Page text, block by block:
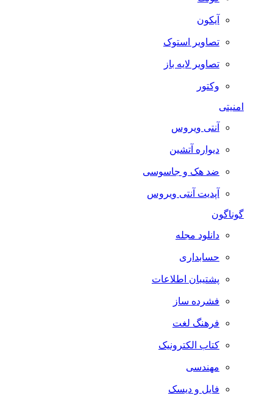
آیکون
تصاویر استوک
تصاویر لایه باز
وکتور
امنیتی
آنتی ویروس
دیواره آتشین
ضد هک و جاسوسی
آپدیت آنتی ویروس
گوناگون
دانلود مجله
حسابداری
پشتیبان اطلاعات
فشرده ساز
فرهنگ لغت
کتاب الکترونیک
مهندسی
فایل و دیسک